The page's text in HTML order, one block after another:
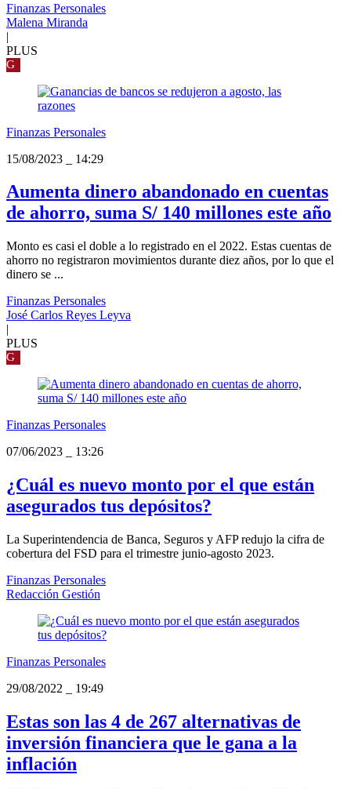
Finanzas Personales
Malena Miranda
|
PLUS
G
Finanzas Personales
15/08/2023
14:29
Aumenta dinero abandonado en cuentas
de ahorro, suma S/ 140 millones este año
Monto es casi el doble a lo registrado en el 2022. Estas cuentas de
ahorro no registraron movimientos durante diez años, por lo que el
dinero se ...
Finanzas Personales
José Carlos Reyes Leyva
|
PLUS
G
Finanzas Personales
07/06/2023
13:26
¿Cuál es nuevo monto por el que están
asegurados tus depósitos?
La Superintendencia de Banca, Seguros y AFP redujo la cifra de
cobertura del FSD para el trimestre junio-agosto 2023.
Finanzas Personales
Redacción Gestión
Finanzas Personales
29/08/2022
19:49
Estas son las 4 de 267 alternativas de
inversión financiera que le gana a la
inflación